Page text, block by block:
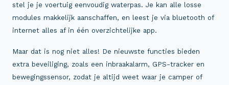
stel je je voertuig eenvoudig waterpas. Je kan alle losse
modules makkelijk aanschaffen, en leest je via bluetooth of
internet alles af in één overzichtelijke app.
Maar dat is nog niet alles! De nieuwste functies bieden
extra beveiliging, zoals een inbraakalarm, GPS-tracker en
bewegingssensor, zodat je altijd weet waar je camper of